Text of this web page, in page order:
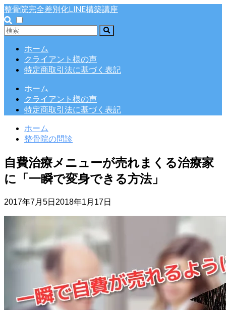
整骨院完全差別化LINE構築講座
ホーム
クライアント様の声
特定商取引法に基づく表記
ホーム
クライアント様の声
特定商取引法に基づく表記
ホーム
整骨院の問診
自費治療メニューが売れまくる治療家
に「一瞬で変身できる方法」
2017年7月5日 2018年1月17日